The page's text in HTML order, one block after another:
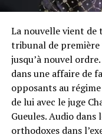
La nouvelle vient de
tribunal de première
jusqu’à nouvel
dans une affaire de
opposants au
de lui avec le juge
Gueules. Audio dans
orthodoxes dans